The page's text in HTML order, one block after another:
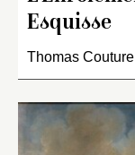
Esquisse
Thomas